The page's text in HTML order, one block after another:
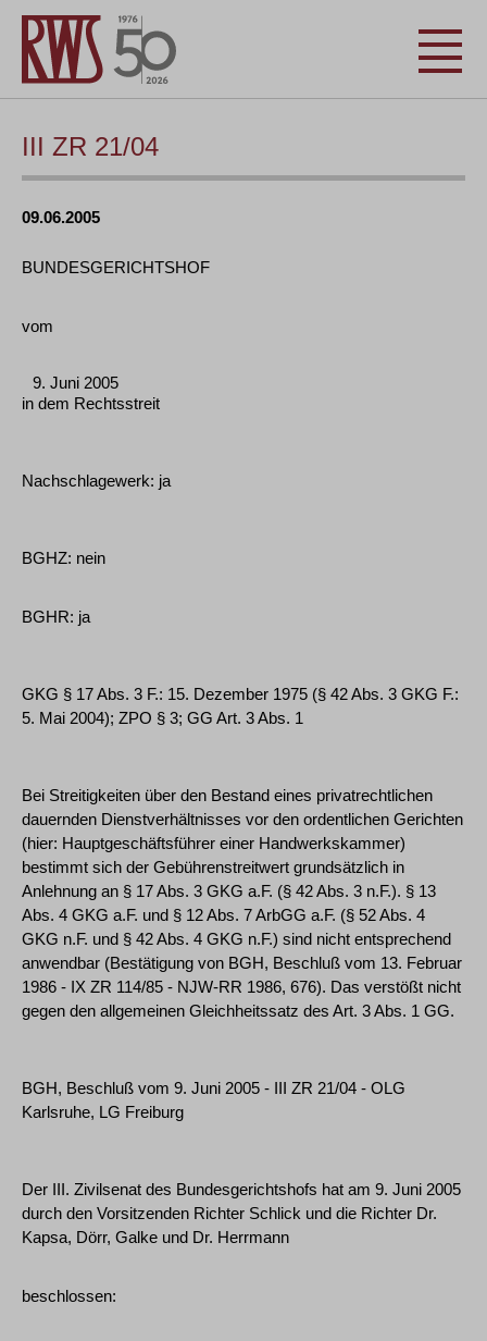
III ZR 21/04
09.06.2005
BUNDESGERICHTSHOF
vom
9. Juni 2005
in dem Rechtsstreit
Nachschlagewerk: ja
BGHZ: nein
BGHR: ja
GKG § 17 Abs. 3 F.: 15. Dezember 1975 (§ 42 Abs. 3 GKG F.:
5. Mai 2004); ZPO § 3; GG Art. 3 Abs. 1
Bei Streitigkeiten über den Bestand eines privatrechtlichen
dauernden Dienstverhältnisses vor den ordentlichen Gerichten
(hier: Hauptgeschäftsführer einer Handwerkskammer)
bestimmt sich der Gebührenstreitwert grundsätzlich in
Anlehnung an § 17 Abs. 3 GKG a.F. (§ 42 Abs. 3 n.F.). § 13
Abs. 4 GKG a.F. und § 12 Abs. 7 ArbGG a.F. (§ 52 Abs. 4
GKG n.F. und § 42 Abs. 4 GKG n.F.) sind nicht entsprechend
anwendbar (Bestätigung von BGH, Beschluß vom 13. Februar
1986 - IX ZR 114/85 - NJW-RR 1986, 676). Das verstößt nicht
gegen den allgemeinen Gleichheitssatz des Art. 3 Abs. 1 GG.
BGH, Beschluß vom 9. Juni 2005 - III ZR 21/04 - OLG
Karlsruhe, LG Freiburg
Der III. Zivilsenat des Bundesgerichtshofs hat am 9. Juni 2005
durch den Vorsitzenden Richter Schlick und die Richter Dr.
Kapsa, Dörr, Galke und Dr. Herrmann
beschlossen: